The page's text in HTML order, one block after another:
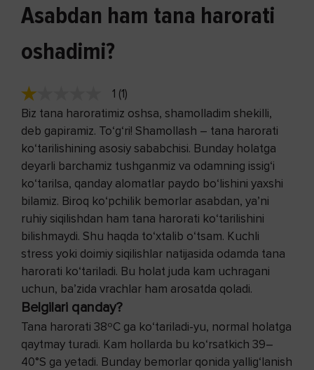
Asabdan ham tana harorati
oshadimi?
1 (1)
Biz tana haroratimiz oshsa, shamolladim shekilli,
deb gapiramiz. To‘g‘ri! Shamollash – tana harorati
ko‘tarilishining asosiy sababchisi. Bunday holatga
deyarli barchamiz tushganmiz va odamning issig‘i
ko‘tarilsa, qanday alomatlar paydo bo‘lishini yaxshi
bilamiz. Biroq ko‘pchilik bemorlar asabdan, ya’ni
ruhiy siqilishdan ham tana harorati ko‘tarilishini
bilishmaydi. Shu haqda to‘xtalib o‘tsam. Kuchli
stress yoki doimiy siqilishlar natijasida odamda tana
harorati ko‘tariladi. Bu holat juda kam uchragani
uchun, ba’zida vrachlar ham arosatda qoladi.
Belgilari qanday?
Tana harorati 38ºC ga ko‘tariladi-yu, normal holatga
qaytmay turadi. Kam hollarda bu ko‘rsatkich 39–
40°S ga yetadi. Bunday bemorlar qonida yallig‘lanish